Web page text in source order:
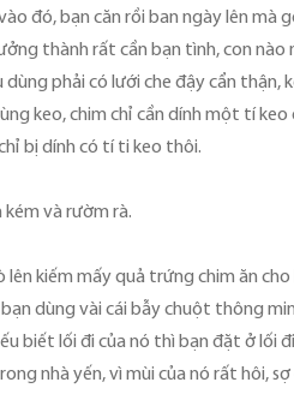
đó, bạn căn rồi ban ngày lên mà
thành rất cần bạn tình, con nào
phải có lưới che đậy cẩn thận,
keo, chim chỉ cần dính một tí keo
bị dính có tí ti keo thôi.
và rườm rà.
lên kiếm mấy quả trứng chim ăn
dùng vài cái bẫy chuột thông
biết lối đi của nó thì bạn đặt ở lối
nhà yến, vì mùi của nó rất hôi,